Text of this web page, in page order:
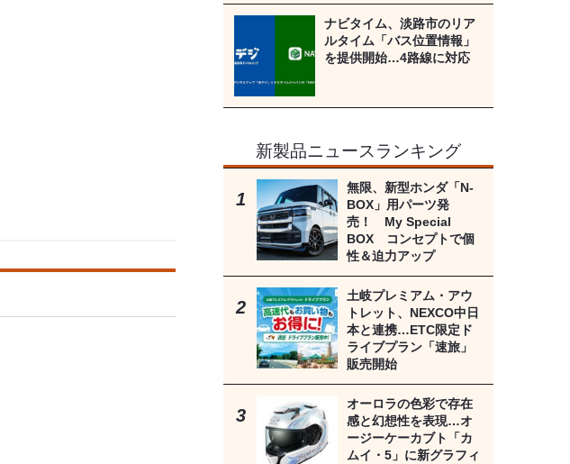
ナビタイム、淡路市のリア
ルタイム「バス位置情報」
を提供開始…4路線に対応
新製品ニュースランキング
無限、新型ホンダ「N-
BOX」用パーツ発
売！ My Special
BOX コンセプトで個
性＆迫力アップ
土岐プレミアム・アウ
トレット、NEXCO中日
本と連携…ETC限定ド
ライブプラン「速旅」
販売開始
オーロラの色彩で存在
感と幻想性を表現…オ
ージーケーカブト「カ
ムイ・5」に新グラフィ